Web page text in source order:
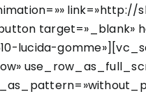
target=»_blank»
lucida-